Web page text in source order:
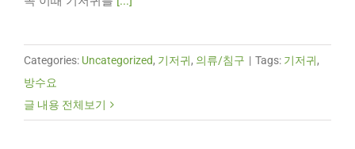
Categories: Uncategorized, 기저귀, 의류/침구 | Tags: 기저귀,
방수요
글 내용 전체보기